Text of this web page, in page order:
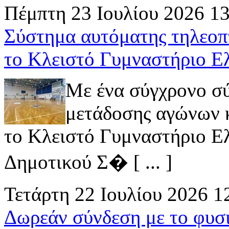
Πέμπτη 23 Ιουλίου 2026
Σύστημα αυτόματης
το Κλειστό Γυμναστήριο
Με ένα σύγχρονο
μετάδοσης αγώνων
το Κλειστό Γυμναστήριο
Δημοτικού Σ� [ ... ]
Τετάρτη 22 Ιουλίου 2026
Δωρεάν σύνδεση με το